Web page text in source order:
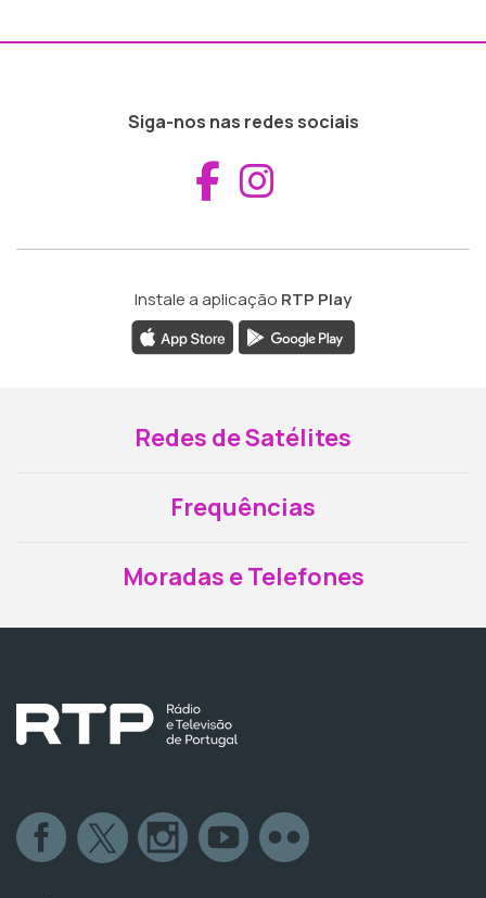
Siga-nos nas redes sociais
Aceder ao
Instale a aplicação RTP Play
Redes de Satélites
Frequências
Moradas e Telefones